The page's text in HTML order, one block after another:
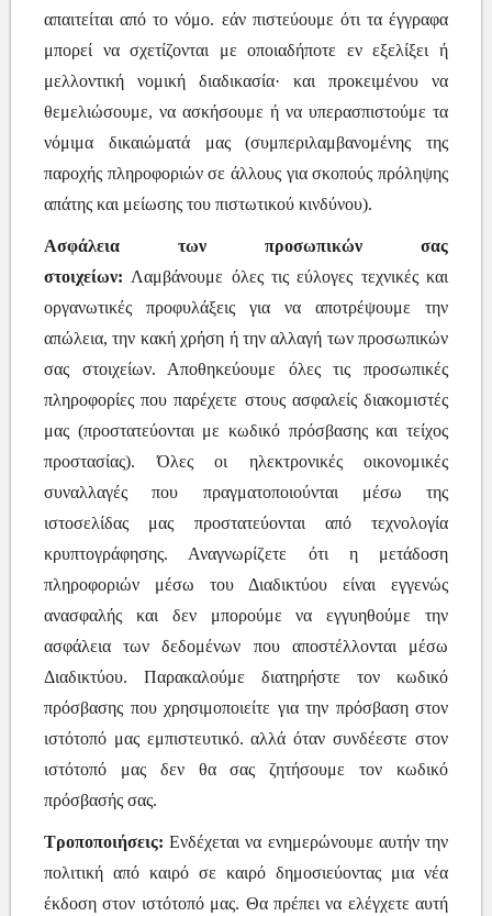
απαιτείται από το νόμο. εάν πιστεύουμε ότι τα έγγραφα
μπορεί να σχετίζονται με οποιαδήποτε εν εξελίξει ή
μελλοντική νομική διαδικασία· και προκειμένου να
θεμελιώσουμε, να ασκήσουμε ή να υπερασπιστούμε τα
νόμιμα δικαιώματά μας (συμπεριλαμβανομένης της
παροχής πληροφοριών σε άλλους για σκοπούς πρόληψης
απάτης και μείωσης του πιστωτικού κινδύνου).
Ασφάλεια των προσωπικών σας
στοιχείων: Λαμβάνουμε όλες τις εύλογες τεχνικές και
οργανωτικές προφυλάξεις για να αποτρέψουμε την
απώλεια, την κακή χρήση ή την αλλαγή των προσωπικών
σας στοιχείων. Αποθηκεύουμε όλες τις προσωπικές
πληροφορίες που παρέχετε στους ασφαλείς διακομιστές
μας (προστατεύονται με κωδικό πρόσβασης και τείχος
προστασίας). Όλες οι ηλεκτρονικές οικονομικές
συναλλαγές που πραγματοποιούνται μέσω της
ιστοσελίδας μας προστατεύονται από τεχνολογία
κρυπτογράφησης. Αναγνωρίζετε ότι η μετάδοση
πληροφοριών μέσω του Διαδικτύου είναι εγγενώς
ανασφαλής και δεν μπορούμε να εγγυηθούμε την
ασφάλεια των δεδομένων που αποστέλλονται μέσω
Διαδικτύου. Παρακαλούμε διατηρήστε τον κωδικό
πρόσβασης που χρησιμοποιείτε για την πρόσβαση στον
ιστότοπό μας εμπιστευτικό. αλλά όταν συνδέεστε στον
ιστότοπό μας δεν θα σας ζητήσουμε τον κωδικό
πρόσβασής σας.
Τροποποιήσεις: Ενδέχεται να ενημερώνουμε αυτήν την
πολιτική από καιρό σε καιρό δημοσιεύοντας μια νέα
έκδοση στον ιστότοπό μας. Θα πρέπει να ελέγχετε αυτή